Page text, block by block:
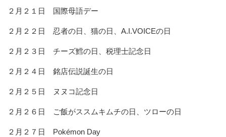
２月２１日 国際母語デー
２月２２日 忍者の日、猫の日、A.I.VOICEの日
２月２３日 チーズ鱈の日、税理士記念日
２月２４日 銘店伝説誕生の日
２月２５日 ヌヌコ記念日
２月２６日 ご飯がススムキムチの日、ツローの日
２月２７日 Pokémon Day